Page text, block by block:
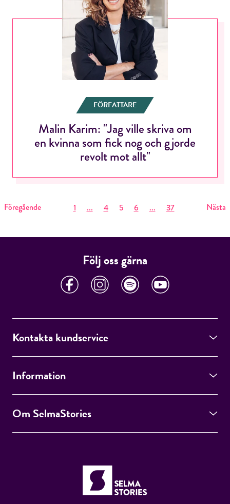
FÖRFATTARE
Malin Karim: "Jag ville skriva om
en kvinna som fick nog och gjorde
revolt mot allt"
Föregående 1 ... 4 5 6 ... 37 Nästa
Följ oss gärna
Kontakta kundservice
Information
Om SelmaStories